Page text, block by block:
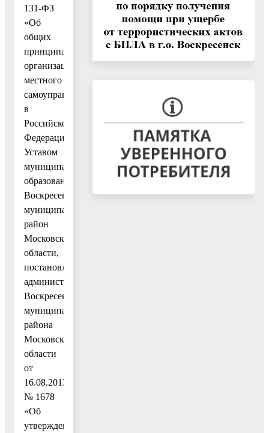
131-ФЗ
«Об
общих
принципах
организации
местного
самоуправления
в
Российской
Федерации»,
Уставом
муниципального
образования
Воскресенский
муниципальный
район
Московской
области,
постановлением
администрации
Воскресенского
муниципального
района
Московской
области
от
16.08.2013
№ 1678
«Об
утверждении